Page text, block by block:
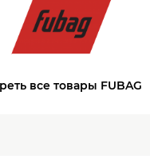
все товары FUBAG